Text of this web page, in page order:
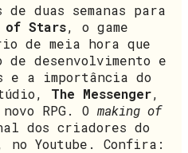
de duas semanas para
of Stars, o game
de meia hora que
de desenvolvimento e
a importância do
The Messenger,
RPG. O making of
dos criadores do
no Youtube. Confira: